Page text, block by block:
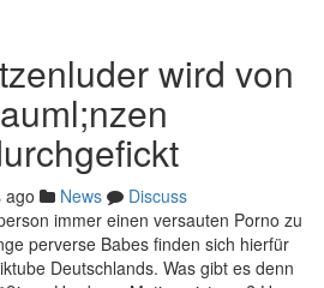
wird von
ago News
Discuss
immer einen versauten Porno zu
perverse Babes finden sich hierfür
Deutschlands. Was gibt es denn